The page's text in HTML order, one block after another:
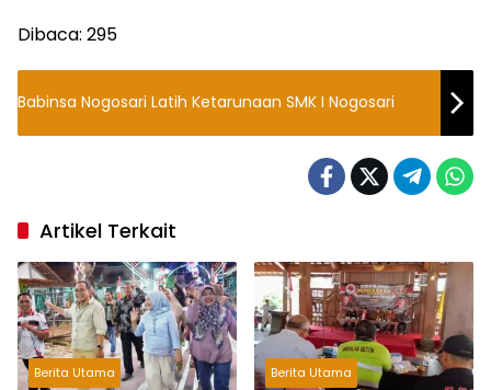
Dibaca: 295
Babinsa Nogosari Latih Ketarunaan SMK I Nogosari
Artikel Terkait
Berita Utama Berita Utama